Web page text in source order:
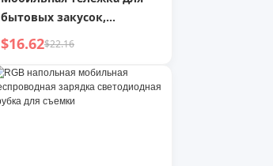
бытовых закусок,
напольная
хранения в ванной,
спальне, гостиной и на
$16.62$22.16